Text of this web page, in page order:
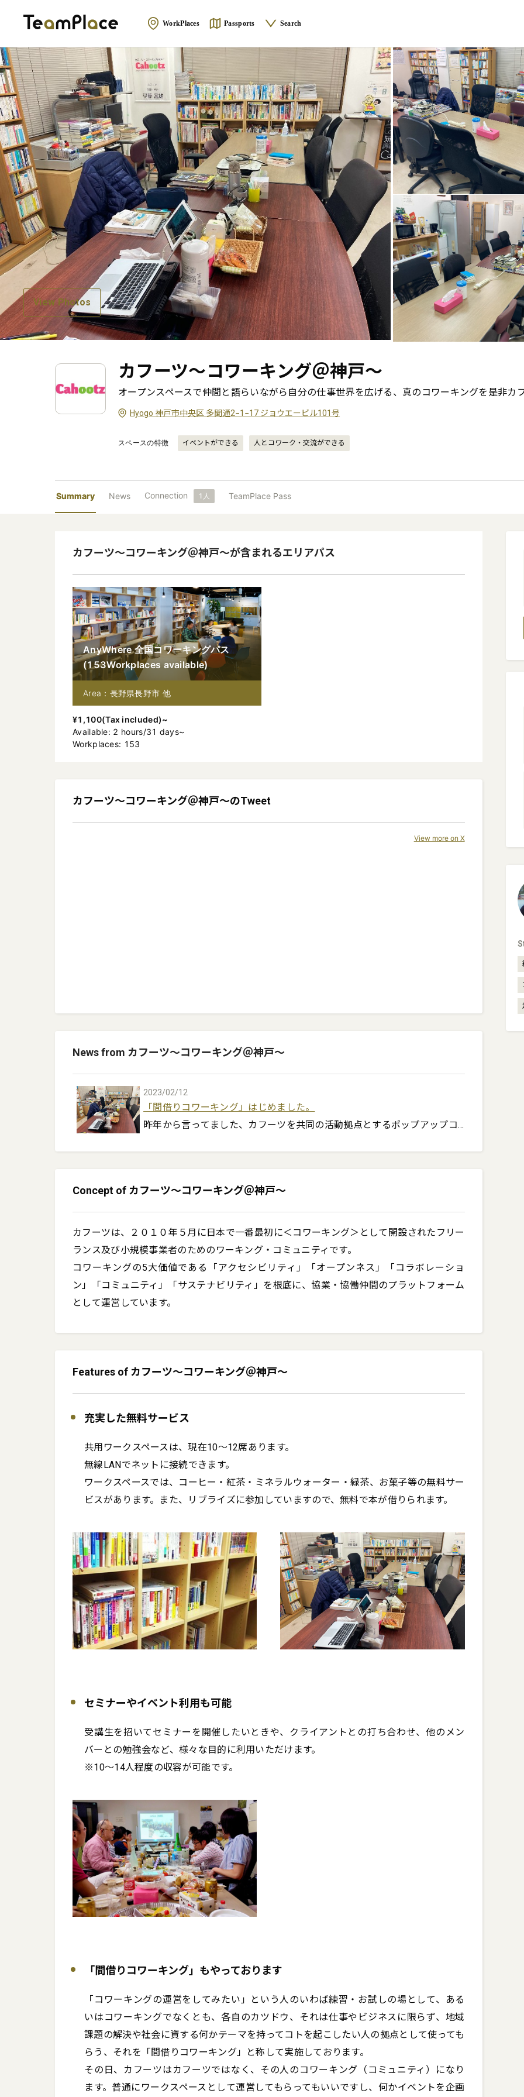
WorkPlaces Passports Search
View Photos
カフーツ〜コワーキング＠神戸〜
オープンスペースで仲間と語らいながら自分の仕事世界を広げる、真のコワーキングを是非カ
Hyogo 神戸市中央区 多聞通2−1−17 ジョウエービル101号
スペースの特徴 イベントができる 人とコワーク・交流ができる
Summary News Connection 1 人 TeamPlace Pass
カフーツ〜コワーキング＠神戸〜が含まれるエリアパス
AnyWhere 全国コワーキングパス
(153Workplaces available)
Area：長野県長野市 他
¥1,100(Tax included)~
Available: 2 hours/31 days~
Workplaces: 153
カフーツ〜コワーキング＠神戸〜のTweet
View more on X
News from カフーツ〜コワーキング＠神戸〜
2023/02/12
「間借りコワーキング」はじめました。
昨年から言ってました、カフーツを共同の活動拠点とするポップアップコ
はなく、「コワーキングの運営をしてみたい」という人のいわば練習・お
試しの場として提供する、あるいはコワーキングでなくとも、各自のカツ
ドウ、それは仕事やビジネスに限らず、地域課題の解決や社会に資する何
かテーマを持ってコトを起こしたい人が実現するための拠点として使って
もらう、それを「間借りコワーキング」と称しています。
詳しくはこちらのブログを参照ください。
カフーツで「間借りコワーキング」、はじめ〼｜カフーツ伊藤｜note
メール　info@cahootz.jp
Facebook　https://www.facebook.com/kanzan10to9
Twitter　https://twitter.com/kanzan10to9
Concept of カフーツ〜コワーキング＠神戸〜
カフーツは、２０１０年５月に日本で一番最初に＜コワーキング＞として開設されたフリー
ランス及び小規模事業者のためのワーキング・コミュニティです。
コワーキングの5大価値である「アクセシビリティ」「オープンネス」「コラボレーショ
ン」「コミュニティ」「サステナビリティ」を根底に、協業・協働仲間のプラットフォーム
として運営しています。
Features of カフーツ〜コワーキング＠神戸〜
充実した無料サービス
共用ワークスペースは、現在10～12席あります。
無線LANでネットに接続できます。
ワークスペースでは、コーヒー・紅茶・ミネラルウォーター・緑茶、お菓子等の無料サー
ビスがあります。また、リブライズに参加していますので、無料で本が借りられます。
セミナーやイベント利用も可能
受講生を招いてセミナーを開催したいときや、クライアントとの打ち合わせ、他のメン
バーとの勉強会など、様々な目的に利用いただけます。
※10～14人程度の収容が可能です。
「間借りコワーキング」もやっております
「コワーキングの運営をしてみたい」という人のいわば練習・お試しの場として、ある
いはコワーキングでなくとも、各自のカツドウ、それは仕事やビジネスに限らず、地域
課題の解決や社会に資する何かテーマを持ってコトを起こしたい人の拠点として使っても
らう、それを「間借りコワーキング」と称して実施しております。
その日、カフーツはカフーツではなく、その人のコワーキング（コミュニティ）になり
ます。普通にワークスペースとして運営してもらってもいいですし、何かイベントを企画